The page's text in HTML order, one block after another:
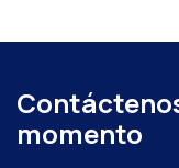
momento